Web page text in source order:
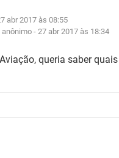
abr 2017 às 08:55
anônimo - 27 abr 2017 às 18:34
queria saber